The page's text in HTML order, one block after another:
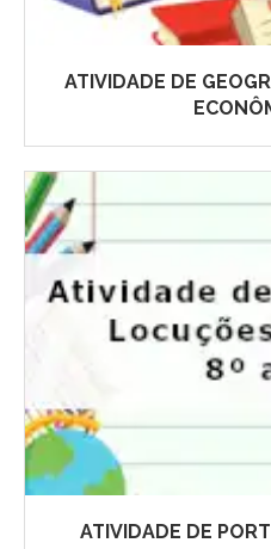
ATIVIDADE DE
ATIVIDADE DE